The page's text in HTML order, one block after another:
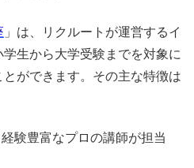
」は、リクルートが運営するイ
生から大学受験までを対象に
ができます。その主な特徴は
経験豊富なプロの講師が担当